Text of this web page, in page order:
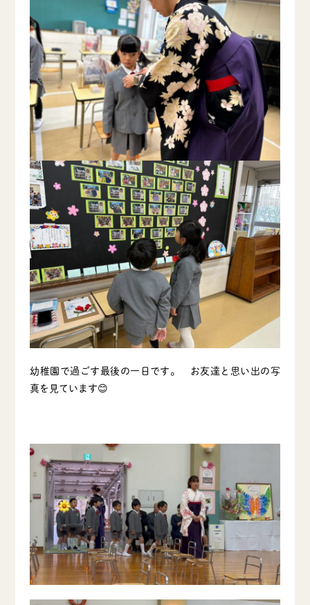
幼稚園で過ごす最後の一日です。 お友達と思い出の写
真を見ています😊